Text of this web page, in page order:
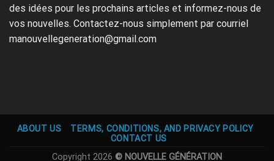
des idées pour les prochains articles et informez-nous de
vos nouvelles. Contactez-nous simplement par courriel
manouvellegeneration@gmail.com
ABOUT US
TERMS, CONDITIONS, AND PRIVACY POLICY
CONTACT US
Copyright 2026 © NOUVELLE GÉNÉRATION